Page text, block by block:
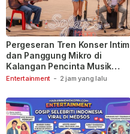
Entertainment - 2 jam yang lalu
Pergeseran Tren Konser Intim
dan Panggung Mikro di
Kalangan Pencinta Musik
Indonesia